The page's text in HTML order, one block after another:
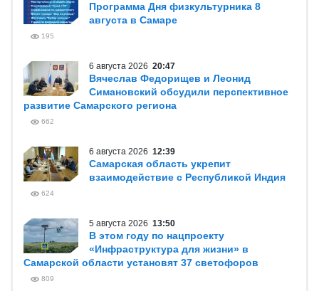
Программа Дня физкультурника 8
августа в Самаре
195
6 августа 2026 20:47
Вячеслав Федорищев и Леонид
Симановский обсудили перспективное
развитие Самарского региона
662
6 августа 2026 12:39
Самарская область укрепит
взаимодействие с Республикой Индия
624
5 августа 2026 13:50
В этом году по нацпроекту
«Инфраструктура для жизни» в
Самарской области установят 37 светофоров
809